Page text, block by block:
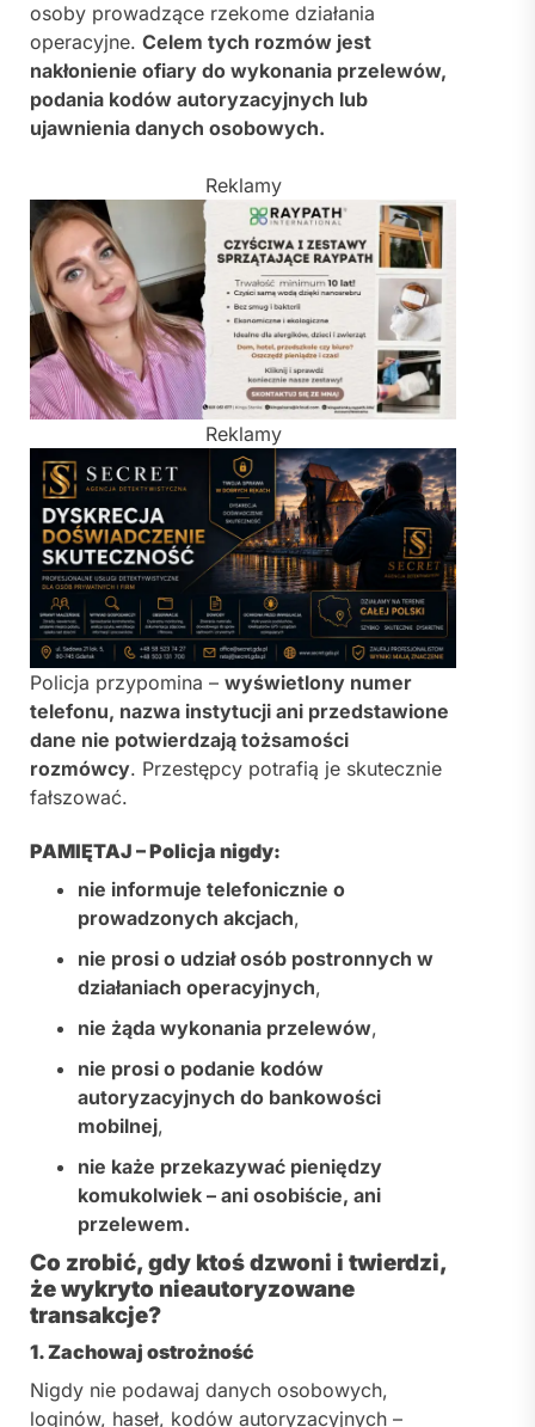
osoby prowadzące rzekome działania
operacyjne. Celem tych rozmów jest
nakłonienie ofiary do wykonania przelewów,
podania kodów autoryzacyjnych lub
ujawnienia danych osobowych.
Reklamy
Reklamy
Policja przypomina – wyświetlony numer
telefonu, nazwa instytucji ani przedstawione
dane nie potwierdzają tożsamości
rozmówcy. Przestępcy potrafią je skutecznie
fałszować.
PAMIĘTAJ – Policja nigdy:
nie informuje telefonicznie o
prowadzonych akcjach,
nie prosi o udział osób postronnych w
działaniach operacyjnych,
nie żąda wykonania przelewów,
nie prosi o podanie kodów
autoryzacyjnych do bankowości
mobilnej,
nie każe przekazywać pieniędzy
komukolwiek – ani osobiście, ani
przelewem.
Co zrobić, gdy ktoś dzwoni i twierdzi,
że wykryto nieautoryzowane
transakcje?
1. Zachowaj ostrożność
Nigdy nie podawaj danych osobowych,
loginów, haseł, kodów autoryzacyjnych –